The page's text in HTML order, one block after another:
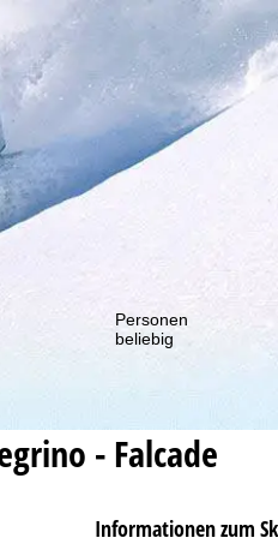
Personen
beliebig
- Falcade
Informationen zum